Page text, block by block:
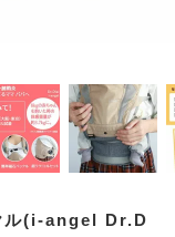
ル(i-angel Dr.D